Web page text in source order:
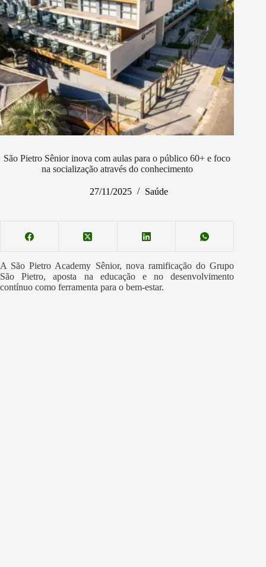
São Pietro Sênior inova com aulas para o público 60+ e foco
na socialização através do conhecimento
27/11/2025 Saúde
A São Pietro Academy Sênior, nova ramificação do Grupo
São Pietro, aposta na educação e no desenvolvimento
contínuo como ferramenta para o bem-estar.